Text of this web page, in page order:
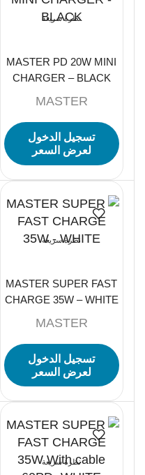
نظرة سريعة
MASTER PD 20W MINI
CHARGER – BLACK
MASTER
تسجيل الدخول
لعرض السعر
نظرة سريعة
MASTER SUPER FAST
CHARGE 35W – WHITE
MASTER
تسجيل الدخول
لعرض السعر
نظرة سريعة